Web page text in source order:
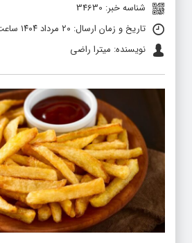
شناسه خبر: 34630
تاریخ و زمان ارسال: ۲۰ مرداد ۱۴۰۴ ساعت ۰۹:۱۰
نویسنده: میترا راضی